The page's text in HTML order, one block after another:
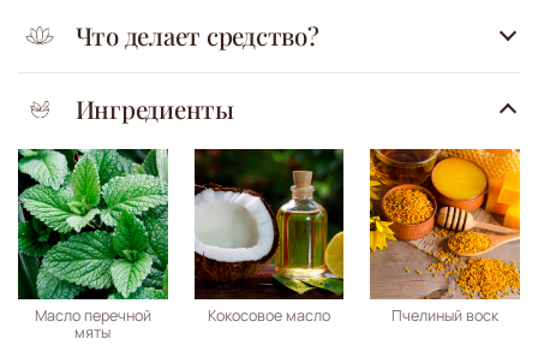
Что делает средство?
Ингредиенты
Масло перечной
мяты
Кокосовое масло Пчелиный воск